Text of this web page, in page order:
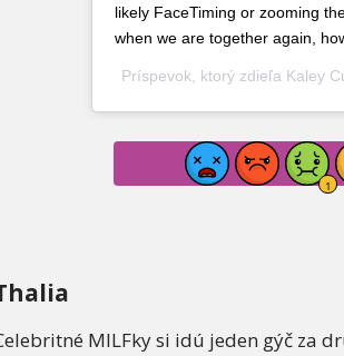
likely FaceTiming or zooming
when we are together again,
Príspevok, ktorý zdieľa Kaley
MILFky si idú jeden gýč za